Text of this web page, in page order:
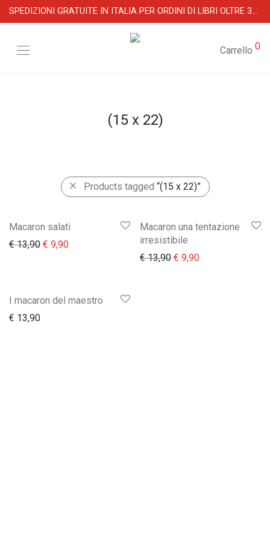
SPEDIZIONI GRATUITE IN ITALIA PER ORDINI DI LIBRI OLTRE 39 €
Carrello 0
(15 x 22)
Products tagged “(15 x 22)”
Macaron salati
€13,90 Il prezzo originale era: € 13,90.
€ 9,90Il prezzo attuale è: € 9,90.
Macaron una tentazione
irresistibile
€13,90 Il prezzo originale era:
€ 9,90Il prezzo attuale
I macaron del maestro
€ 13,90